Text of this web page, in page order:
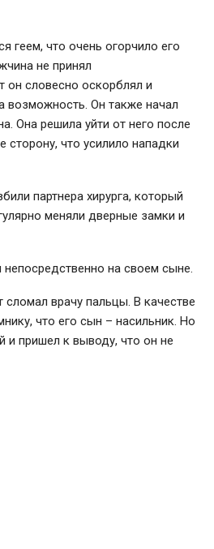
геем, что очень огорчило его
не принял
он словесно оскорблял и
возможность. Он также начал
Она решила уйти от него после
сторону, что усилило нападки
партнера хирурга, который
меняли дверные замки и
на своем сыне.
врачу пальцы. В качестве
что его сын – насильник. Но
и пришел к выводу, что он не